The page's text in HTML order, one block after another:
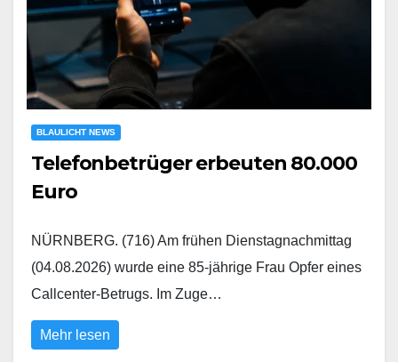
BLAULICHT NEWS
Telefonbetrüger erbeuten 80.000
Euro
NÜRNBERG. (716) Am frühen Dienstagnachmittag
(04.08.2026) wurde eine 85-jährige Frau Opfer eines
Callcenter-Betrugs. Im Zuge…
Mehr lesen